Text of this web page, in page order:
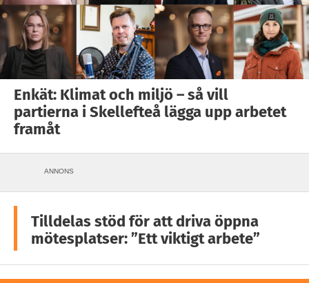
Enkät: Klimat och miljö – så vill
partierna i Skellefteå lägga upp arbetet
framåt
ANNONS
Tilldelas stöd för att driva öppna
mötesplatser: ”Ett viktigt arbete”